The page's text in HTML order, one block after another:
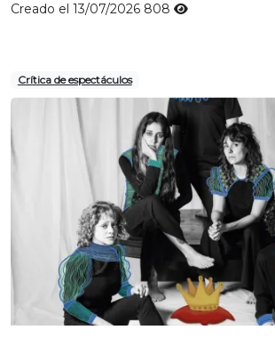
Creado el 13/07/2026 808
Crítica de espectáculos